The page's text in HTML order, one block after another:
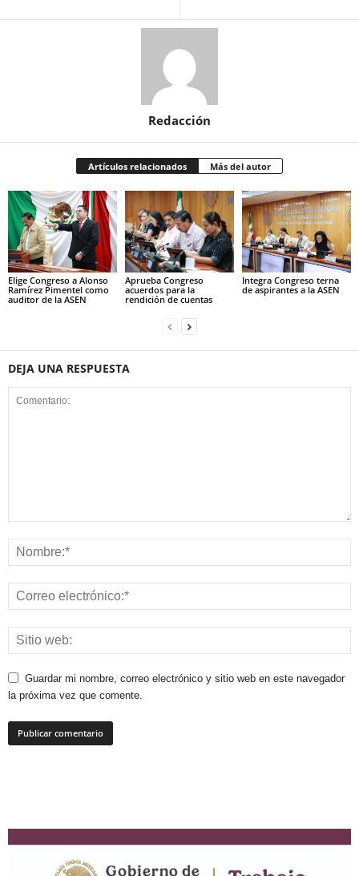
Redacción
Artículos relacionados Más del autor
Elige Congreso a Alonso
Ramírez Pimentel como
auditor de la ASEN
Aprueba Congreso
acuerdos para la
rendición de cuentas
Integra Congreso terna
de aspirantes a la ASEN
DEJA UNA RESPUESTA
Guardar mi nombre, correo electrónico y sitio web en este navegador
la próxima vez que comente.